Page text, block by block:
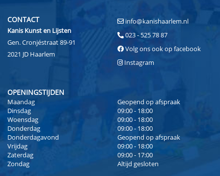
CONTACT
Kanis Kunst en Lijsten
Gen. Cronjéstraat 89-91
2021 JD Haarlem
info@kanishaarlem.nl
023 - 525 78 87
Volg ons ook op facebook
Instagram
OPENINGSTIJDEN
Maandag
Geopend op afspraak
Dinsdag
09:00 - 18:00
Woensdag
09:00 - 18:00
Donderdag
09:00 - 18:00
Donderdagavond
Geopend op afspraak
Vrijdag
09:00 - 18:00
Zaterdag
09:00 - 17:00
Zondag
Altijd gesloten